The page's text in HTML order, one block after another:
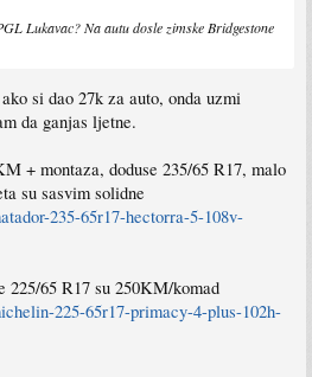
Lukavac? Na autu dosle zimske Bridgestone
si dao 27k za auto, onda uzmi
da ganjas ljetne.
+ montaza, doduse 235/65 R17, malo
su sasvim solidne
235-65r17-hectorra-5-108v-
65 R17 su 250KM/komad
225-65r17-primacy-4-plus-102h-